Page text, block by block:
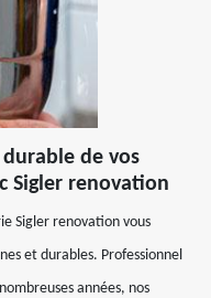
de vos
Sigler renovation
Sigler renovation vous
et durables. Professionnel
années, nos